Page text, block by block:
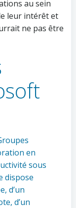
au sein
leur intérêt et
ne pas être
en
sous
dispose
d’un
d’un